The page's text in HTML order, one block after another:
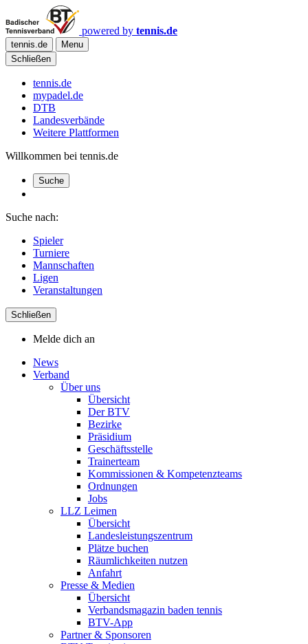
powered by tennis.de
tennis.de
Menu
Schließen
tennis.de
mypadel.de
DTB
Landesverbände
Weitere Plattformen
Willkommen bei tennis.de
Suche
Suche nach:
Spieler
Turniere
Mannschaften
Ligen
Veranstaltungen
Schließen
Melde dich an
News
Verband
Über uns
Übersicht
Der BTV
Bezirke
Präsidium
Geschäftsstelle
Trainerteam
Kommissionen & Kompetenzteams
Ordnungen
Jobs
LLZ Leimen
Übersicht
Landesleistungszentrum
Plätze buchen
Räumlichkeiten nutzen
Anfahrt
Presse & Medien
Übersicht
Verbandsmagazin baden tennis
BTV-App
Partner & Sponsoren